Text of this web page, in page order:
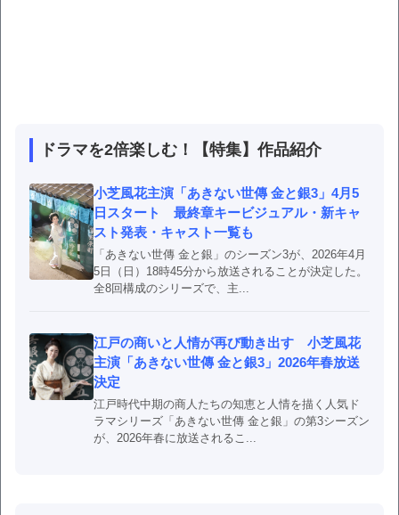
ドラマを2倍楽しむ！【特集】作品紹介
小芝風花主演「あきない世傳 金と銀3」4月5
日スタート 最終章キービジュアル・新キャ
スト発表・キャスト一覧も
「あきない世傳 金と銀」のシーズン3が、2026年4月
5日（日）18時45分から放送されることが決定した。
全8回構成のシリーズで、主...
江戸の商いと人情が再び動き出す 小芝風花
主演「あきない世傳 金と銀3」2026年春放送
決定
江戸時代中期の商人たちの知恵と人情を描く人気ド
ラマシリーズ「あきない世傳 金と銀」の第3シーズン
が、2026年春に放送されるこ...